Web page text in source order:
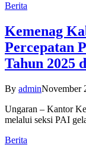
Berita
Kemenag
Percepatan
Tahun 2025
By adminNovember
Ungaran – Kantor
melalui seksi PAI
Berita